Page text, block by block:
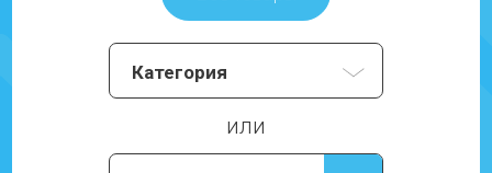
или